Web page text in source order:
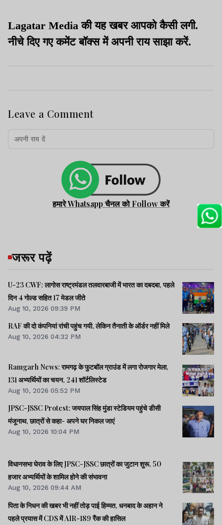
Lagatar Media की यह खबर आपको कैसी लगी.
नीचे दिए गए कमेंट बॉक्स में अपनी राय साझा करें.
Leave a Comment
हमारे Whatsapp चैनल को Follow करें
जरूर पढ़ें
U-23 CWF: लागोस राष्ट्रमंडल तलवारबाजी में भारत का दबदबा, पहले
दिन 4 गोल्ड सहित 17 मेडल जीते
Aug 10, 2026 09:39 PM
RAF की दो कंपनियां रांची पहुंच गयी, लेकिन तैनाती के ऑर्डर नहीं मिले
Aug 10, 2026 04:32 PM
Ramgarh News: रामगढ़ के फुटबॉल ग्राउंड में लगा रोजगार मेला,
131 अभ्यर्थियों का चयन, 241 शॉर्टलिस्टेड
Aug 10, 2026 05:52 PM
JPSC-JSSC Protest: जयपाल सिंह मुंडा स्टेडियम पहुंचे डीसी
मंजूनाथ, छात्रों से कहा- अपने घर निकल जाएं
Aug 10, 2026 10:04 PM
विधानसभा घेराव के लिए JPSC-JSSC छात्रों का जुटान शुरू, 50
हजार अभ्यर्थियों के शामिल होने की संभावना
Aug 10, 2026 09:44 AM
पिता के निधन की खबर भी नहीं तोड़ पाई हिम्मत, धनबाद के अहान ने
पहले प्रयास में CDS में AIR-189 रैंक की हासिल